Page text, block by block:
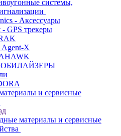
системы,
- Аксессуары
- GPS трекеры
Agent-X
и сервисные
материалы и сервисные